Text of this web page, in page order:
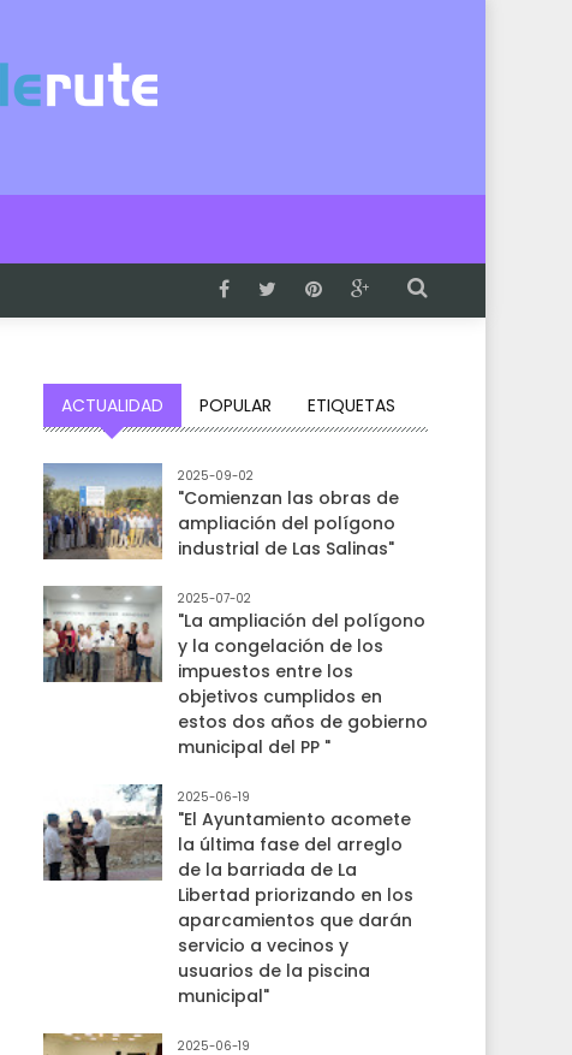
ACTUALIDAD POPULAR ETIQUETAS
2025-09-02
"Comienzan las obras de
ampliación del polígono
industrial de Las Salinas"
2025-07-02
"La ampliación del polígono
y la congelación de los
impuestos entre los
objetivos cumplidos en
estos dos años de gobierno
municipal del PP "
2025-06-19
"El Ayuntamiento acomete
la última fase del arreglo
de la barriada de La
Libertad priorizando en los
aparcamientos que darán
servicio a vecinos y
usuarios de la piscina
municipal"
2025-06-19